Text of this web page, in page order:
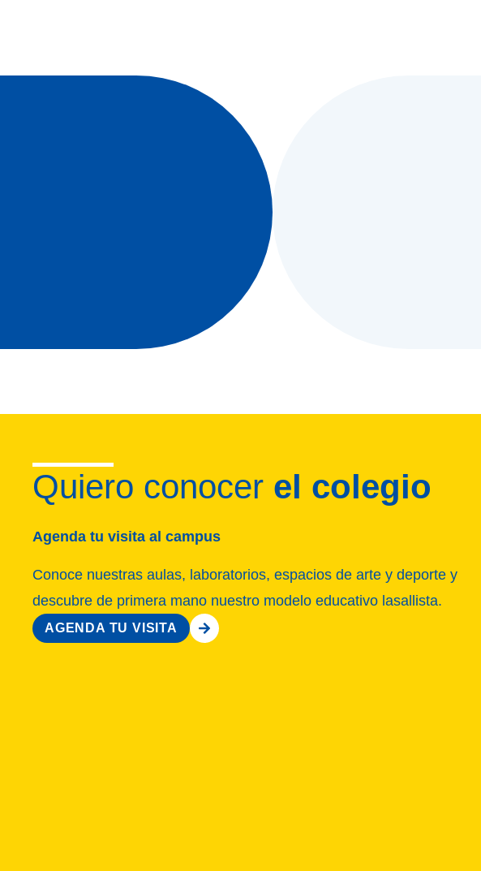
Quiero conocer el colegio
Agenda tu visita al campus
Conoce nuestras aulas, laboratorios, espacios de arte y deporte y
descubre de primera mano nuestro modelo educativo lasallista.
AGENDA TU VISITA